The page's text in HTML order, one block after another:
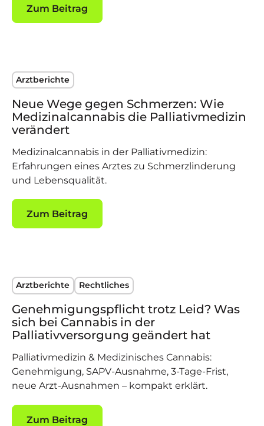
Zum Beitrag
Arztberichte
Neue Wege gegen Schmerzen: Wie
Medizinalcannabis die Palliativmedizin
verändert
Medizinalcannabis in der Palliativmedizin:
Erfahrungen eines Arztes zu Schmerzlinderung
und Lebensqualität.
Zum Beitrag
Zum Beitrag
Arztberichte Rechtliches
Genehmigungspflicht trotz Leid? Was
sich bei Cannabis in der
Palliativversorgung geändert hat
Palliativmedizin & Medizinisches Cannabis:
Genehmigung, SAPV-Ausnahme, 3‑Tage‑Frist,
neue Arzt‑Ausnahmen – kompakt erklärt.
Zum Beitrag
Zum Beitrag